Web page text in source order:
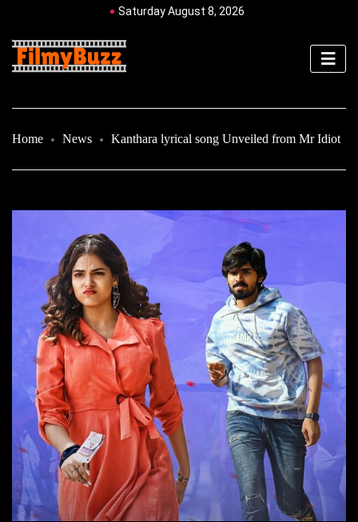
Saturday August 8, 2026
Home News Kanthara lyrical song Unveiled from Mr Idiot